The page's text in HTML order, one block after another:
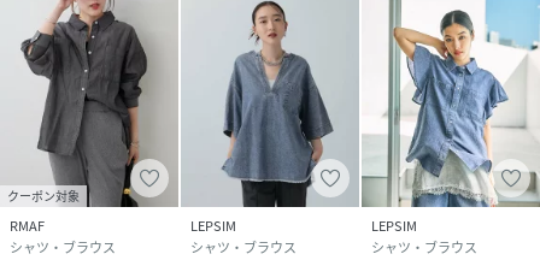
クーポン対象
RMAF
シャツ・ブラウス
LEPSIM
シャツ・ブラウス
LEPSIM
シャツ・ブラウス